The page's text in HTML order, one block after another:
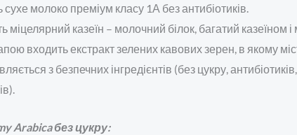
сухе молоко преміум класу 1А без антибіотиків.
міцелярний казеїн – молочний білок, багатий казеїном
входить екстракт зелених кавових зерен, в якому
з безпечних інгредієнтів (без цукру,
Arabica без цукру: